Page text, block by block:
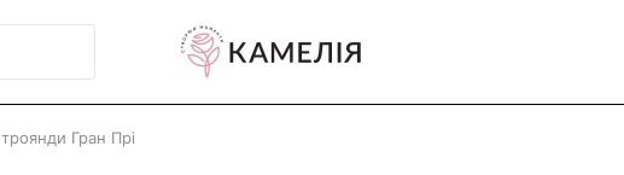
Гран Прі